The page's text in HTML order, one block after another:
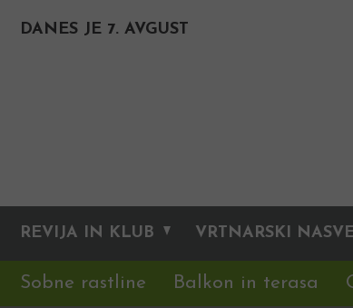
DANES JE 7. AVGUST
REVIJA IN KLUB VRTNARSKI
Sobne rastline Balkon in terasa